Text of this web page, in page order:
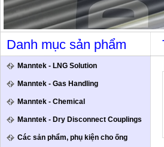
Danh mục sản phẩm
Manntek - LNG Solution
Manntek - Gas Handling
Manntek - Chemical
Manntek - Dry Disconnect Couplings
Các sản phẩm, phụ kiện cho ống